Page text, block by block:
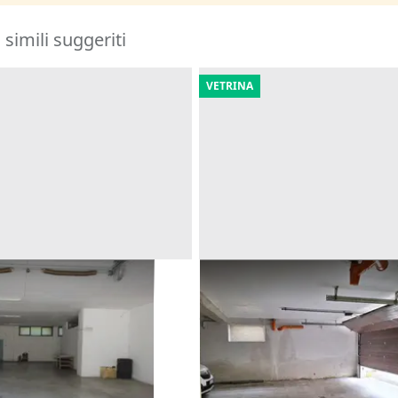
suggeriti
in complesso
(Macerata)
VETRINA
Asta Quota di
(sub 33)
Carini
Offerta minima
17.000 €
15/09/2026